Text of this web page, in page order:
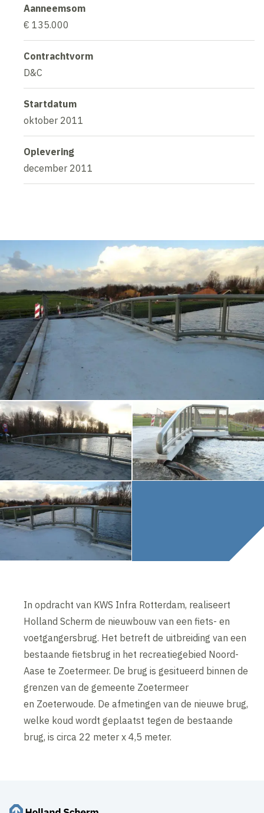
Aanneemsom
€ 135.000
Contrachtvorm
D&C
Startdatum
oktober 2011
Oplevering
december 2011
In opdracht van KWS Infra Rotterdam, realiseert
Holland Scherm de nieuwbouw van een fiets- en
voetgangersbrug. Het betreft de uitbreiding van een
bestaande fietsbrug in het recreatiegebied Noord-
Aase te Zoetermeer. De brug is gesitueerd binnen de
grenzen van de gemeente Zoetermeer
en Zoeterwoude. De afmetingen van de nieuwe brug,
welke koud wordt geplaatst tegen de bestaande
brug, is circa 22 meter x 4,5 meter.